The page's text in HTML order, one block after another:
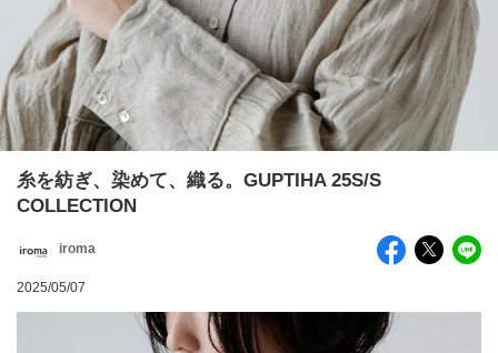
糸を紡ぎ、染めて、織る。GUPTIHA 25S/S
COLLECTION
iroma
2025/05/07